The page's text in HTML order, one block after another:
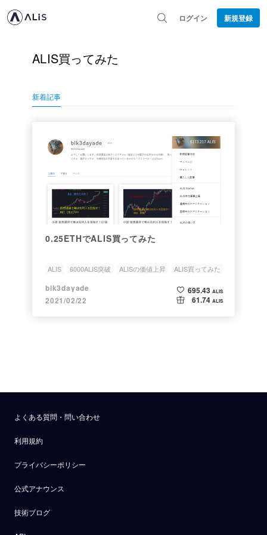
ログイン 新規登録
ALIS買ってみた
新着記事
0.25ETHでALIS買ってみた
ALIS 6000ALIS突破 ALISの価値上昇 ALIS買ってみた
blk3dayade
2021/02/22
695.43 ALIS
61.74 ALIS
よくある質問・問い合わせ
利用規約
プライバシーポリシー
公式アナウンス
技術ブログ